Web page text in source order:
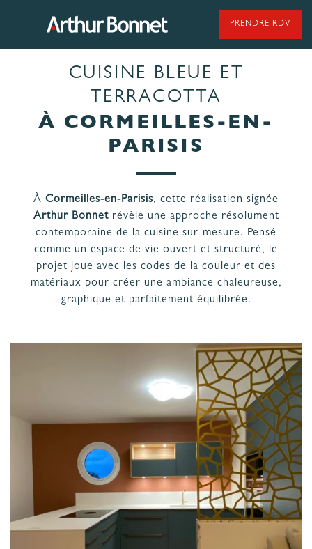
NOS MODÈLES DE CUISINES
MATÉRIAUX ET COLORIS DE CUISINE
NOS CUISINES FABRIQUÉES EN VENDÉE
LES ÉTAPES
NOS
PRENDRE RDV
CUISINE BLEUE ET
TERRACOTTA
À CORMEILLES-EN-
PARISIS
À Cormeilles-en-Parisis, cette réalisation signée
Arthur Bonnetrévèle une approche résolument
contemporaine de la cuisine sur-mesure. Pensé
comme un espace de vie ouvert et structuré, le
projet joue avec les codes de la couleur et des
matériaux pour créer une ambiance chaleureuse,
graphique et parfaitement équilibrée.